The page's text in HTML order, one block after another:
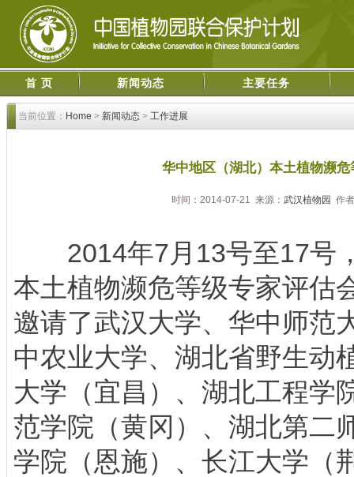
首 页 新闻动态 主要任务
当前位置： Home > 新闻动态 > 工作进展
华中地区（湖北）本土植物濒
时间：2014-07-21 来源： 武汉植物园 作
2014年7月13号至17号
本土植物濒危等级专家评估
邀请了武汉大学、华中师范
中农业大学、湖北省野生动
大学（宜昌）、湖北工程学
范学院（黄冈）、湖北第二
学院（恩施）、长江大学（